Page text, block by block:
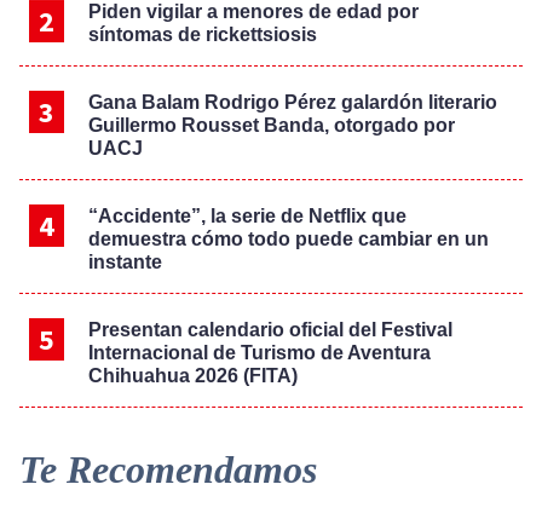
Piden vigilar a menores de edad por
síntomas de rickettsiosis
Gana Balam Rodrigo Pérez galardón literario
Guillermo Rousset Banda, otorgado por
UACJ
“Accidente”, la serie de Netflix que
demuestra cómo todo puede cambiar en un
instante
Presentan calendario oficial del Festival
Internacional de Turismo de Aventura
Chihuahua 2026 (FITA)
Te Recomendamos